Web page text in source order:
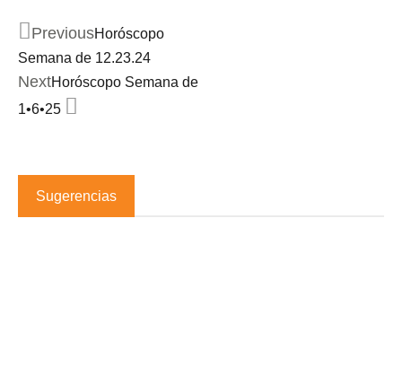
PreviousHoróscopo
Semana de 12.23.24
NextHoróscopo Semana de
1•6•25
Sugerencias